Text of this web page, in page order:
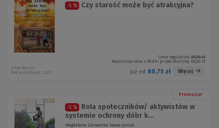
-5 % Czy starość może być atrakcyjna?
Cena regularna: 85,00 zł
Najniższa cena z 30 dni przed obniżką: 85,00 zł
Już od: 80,75 zł Więcej
Silva Rerum
Rok publikacji: 2023
Promocja!
-5 %
Rola społeczników/ aktywistów w
systemie ochrony dóbr k...
Magdalena Zdrowicka-Wawrzyniak